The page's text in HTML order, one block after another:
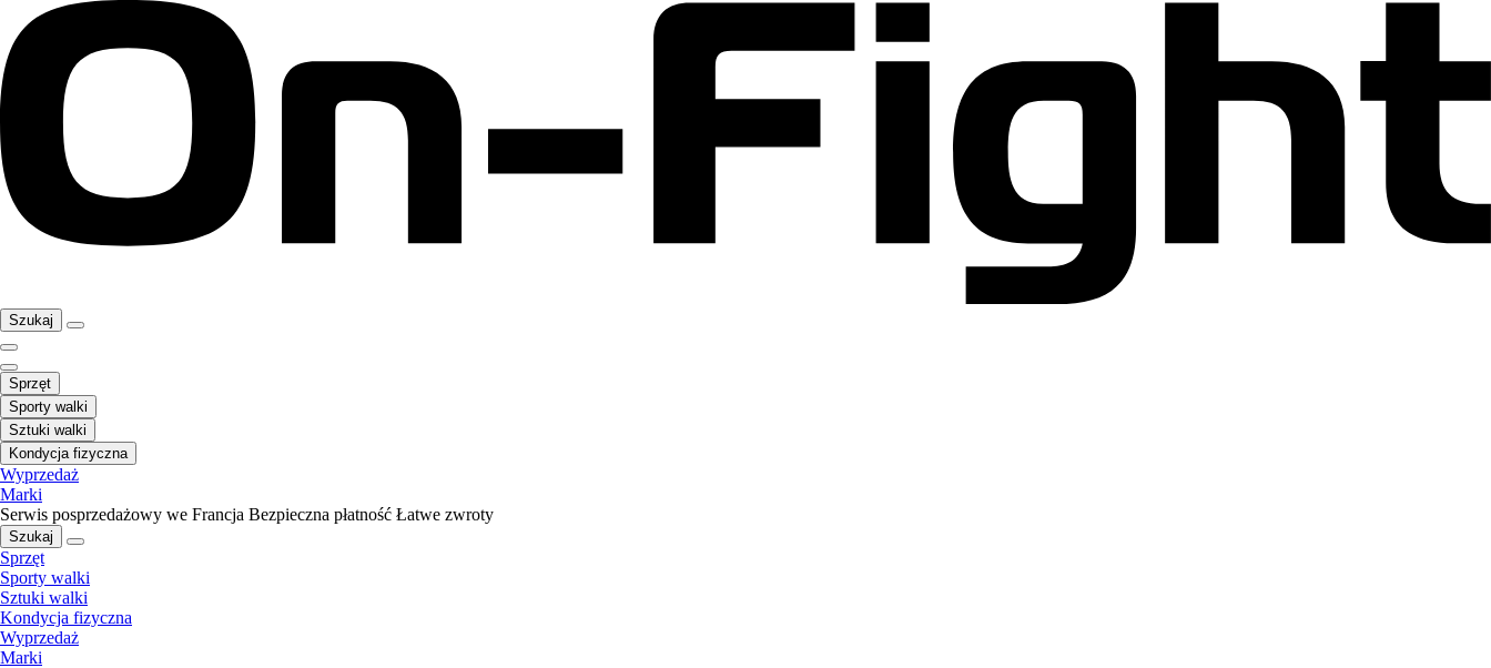
Szukaj
Sprzęt
Sporty walki
Sztuki walki
Kondycja fizyczna
Wyprzedaż
Marki
Serwis posprzedażowy we Francja Bezpieczna płatność Łatwe zwroty
Szukaj
Sprzęt
Sporty walki
Sztuki walki
Kondycja fizyczna
Wyprzedaż
Marki